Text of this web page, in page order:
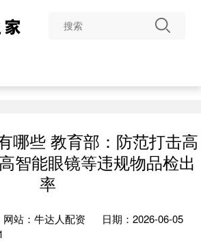
哪些 教育部：防范打击高
智能眼镜等违规物品检出
率
网站：牛达人配资
日期：2026-06-05